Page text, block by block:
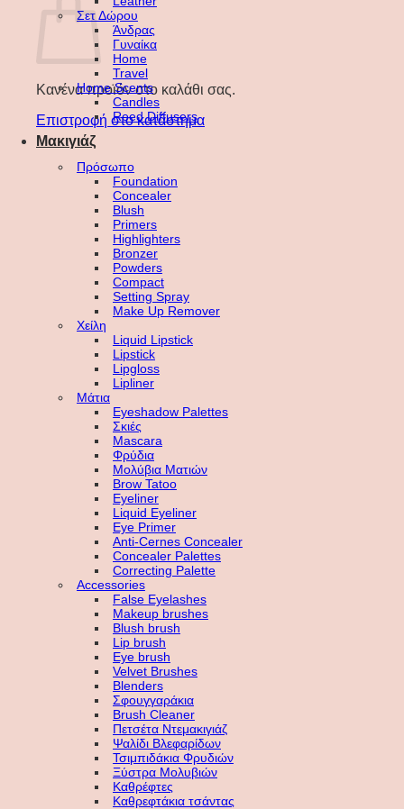
Κανένα προϊόν στο καλάθι σας.
Επιστροφή στο κατάστημα
Σετ Δώρου
Άνδρας
Γυναίκα
Home
Travel
Home Scents
Candles
Reed Diffusers
Μακιγιάζ
Πρόσωπο
Foundation
Concealer
Blush
Primers
Highlighters
Bronzer
Powders
Compact
Setting Spray
Make Up Remover
Χείλη
Liquid Lipstick
Lipstick
Lipgloss
Lipliner
Μάτια
Eyeshadow Palettes
Σκιές
Mascara
Φρύδια
Μολύβια Ματιών
Brow Tatoo
Eyeliner
Liquid Eyeliner
Eye Primer
Anti-Cernes Concealer
Concealer Palettes
Correcting Palette
Accessories
False Eyelashes
Makeup brushes
Blush brush
Lip brush
Eye brush
Velvet Brushes
Blenders
Σφουγγαράκια
Brush Cleaner
Πετσέτα Ντεμακιγιάζ
Ψαλίδι Βλεφαρίδων
Τσιμπιδάκια Φρυδιών
Ξύστρα Μολυβιών
Καθρέφτες
Καθρεφτάκια τσάντας